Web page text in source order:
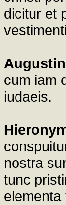
dicitur et
cum iam
iudaeis.
nostra
tunc
elementa